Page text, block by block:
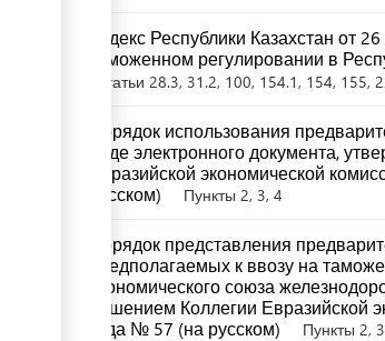
Кодекс Республики Казахстан от
таможенном регулировании в
Статьи 28.3, 31.2, 100, 154.1 , 154, 155,
Порядок использования
виде электронного документа,
Евразийской экономической
русском)
Пункты 2, 3, 4
Порядок представления
предполагаемых к ввозу на
экономического союза
решением Коллегии Евразийской
года № 57 (на русском)
Пункты 2,